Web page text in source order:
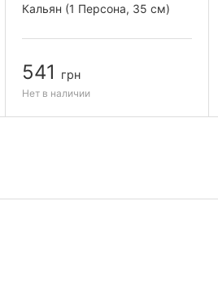
Кальян (1 Персона, 35 см)
541 грн
Нет в наличии